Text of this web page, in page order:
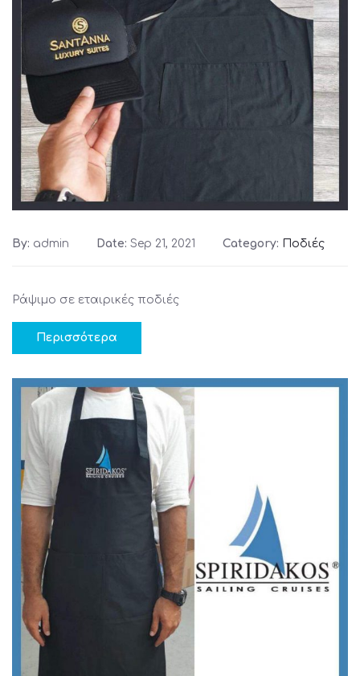
By: admin Date: Sep 21, 2021 Category: Ποδιές
Ράψιμο σε εταιρικές ποδιές
Περισσότερα